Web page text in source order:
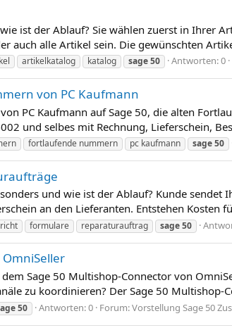
ist der Ablauf? Sie wählen zuerst in Ihrer
auch alle Artikel sein. Die gewünschten
artikelkatalog katalog sage50 Antworten: 0
von PC Kaufmann
PC Kaufmann auf Sage 50, die alten
und selbes mit Rechnung, Lieferschein,
fortlaufende nummern pc kaufmann sage50
und wie ist der Ablauf? Kunde
an den Lieferanten. Entstehen Kosten
formulare reparaturauftrag sage50
Sage 50 Multishop-Connector von
zu koordinieren? Der Sage 50
50 Antworten: 0 Forum:Vorstellung Sage 50